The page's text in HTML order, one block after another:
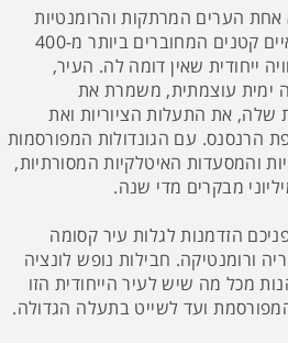
הערים המרתקות והרומנטיות
בעולם. בנויה על 118 איים קטנים המחוברים ביותר מ-400
ייחודית שאין דומה לה. העיר,
ימית עוצמתית, משמרת את
שלה, את התעלות הציוריות ואת
הרנסנס. עם הגונדולות המפורסמות
והמסעדות האיטלקיות המסורתיות,
מבקרים מדי שנה.
הזדמנות לגלות עיר קסומה
ורומנטיקה. חבילות נופש לונציה
מכל מה שיש לעיר הייחודית הזו
ועד לשייט בתעלה הגדולה.